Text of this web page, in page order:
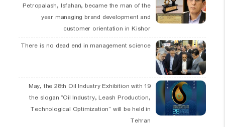
Petropalash, Isfahan, became the man of the
year managing brand development and
customer orientation in Kishor
There is no dead end in management science
19 May, the 28th Oil Industry Exhibition with
the slogan “Oil Industry, Leash Production,
Technological Optimization” will be held in
Tehran